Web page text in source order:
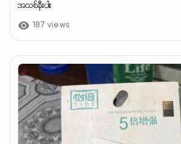
အသစ်နီးပါး
187 views